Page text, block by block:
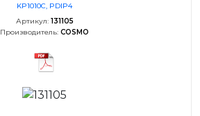
KP1010C, PDIP4
Артикул: 131105
Производитель: COSMO